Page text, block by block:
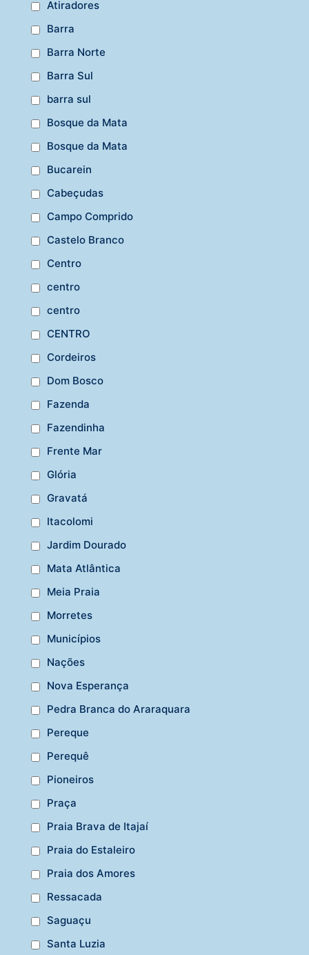
Atiradores
Barra
Barra Norte
Barra Sul
barra sul
Bosque da Mata
Bosque da Mata
Bucarein
Cabeçudas
Campo Comprido
Castelo Branco
Centro
centro
centro
CENTRO
Cordeiros
Dom Bosco
Fazenda
Fazendinha
Frente Mar
Glória
Gravatá
Itacolomi
Jardim Dourado
Mata Atlântica
Meia Praia
Morretes
Municípios
Nações
Nova Esperança
Pedra Branca do Araraquara
Pereque
Perequê
Pioneiros
Praça
Praia Brava de Itajaí
Praia do Estaleiro
Praia dos Amores
Ressacada
Saguaçu
Santa Luzia